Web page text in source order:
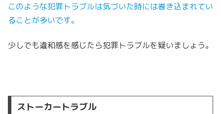
このような犯罪トラブルは気づいた時には巻き込まれてい
ることが多いです。
少しでも違和感を感じたら犯罪トラブルを疑いましょう。
ストーカートラブル